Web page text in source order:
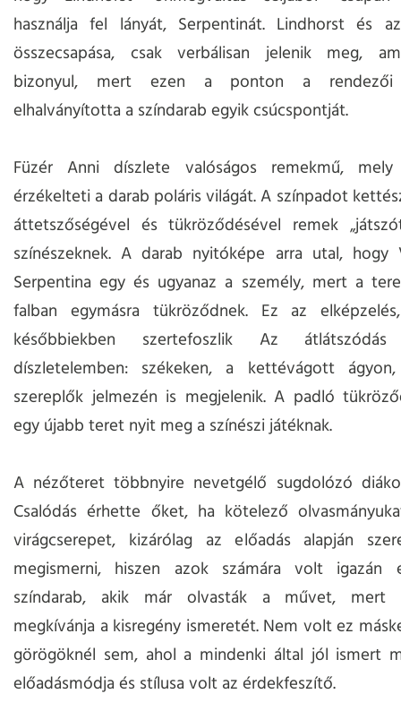
használja fel lányát, Serpentinát. Lindhorst és
összecsapása, csak verbálisan jelenik meg,
bizonyul, mert ezen a ponton a rendezői
elhalványította a színdarab egyik csúcspontját.
Füzér Anni díszlete valóságos remekmű, mely
érzékelteti a darab poláris világát. A színpadot
áttetszőségével és tükröződésével remek
színészeknek. A darab nyitóképe arra utal, hogy
Serpentina egy és ugyanaz a személy, mert a
falban egymásra tükröződnek. Ez az
későbbiekben szertefoszlik Az
díszletelemben: székeken, a kettévágott
szereplők jelmezén is megjelenik. A padló
egy újabb teret nyit meg a színészi játéknak.
A nézőteret többnyire nevetgélő sugdolózó
Csalódás érhette őket, ha kötelező
virágcserepet, kizárólag az előadás alapján
megismerni, hiszen azok számára volt igazán
színdarab, akik már olvasták a művet, mert
megkívánja a kisregény ismeretét. Nem volt ez
görögöknél sem, ahol a mindenki által jól ismert
előadásmódja és stílusa volt az érdekfeszítő.